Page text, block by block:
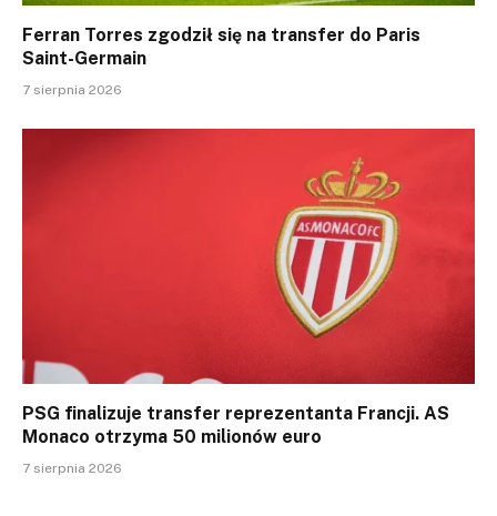
Ferran Torres zgodził się na transfer do Paris
Saint-Germain
7 sierpnia 2026
PSG finalizuje transfer reprezentanta Francji. AS
Monaco otrzyma 50 milionów euro
7 sierpnia 2026